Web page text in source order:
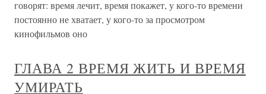
говорят: время лечит, время покажет, у кого-то времени
постоянно не хватает, у кого-то за просмотром
кинофильмов оно
ГЛАВА 2 ВРЕМЯ ЖИТЬ И ВРЕМЯ
УМИРАТЬ